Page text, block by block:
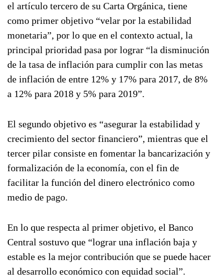
el artículo tercero de su Carta Orgánica, tiene
como primer objetivo “velar por la estabilidad
monetaria”, por lo que en el contexto actual, la
principal prioridad pasa por lograr “la disminución
de la tasa de inflación para cumplir con las metas
de inflación de entre 12% y 17% para 2017, de 8%
a 12% para 2018 y 5% para 2019”.
El segundo objetivo es “asegurar la estabilidad y
crecimiento del sector financiero”, mientras que el
tercer pilar consiste en fomentar la bancarización y
formalización de la economía, con el fin de
facilitar la función del dinero electrónico como
medio de pago.
En lo que respecta al primer objetivo, el Banco
Central sostuvo que “lograr una inflación baja y
estable es la mejor contribución que se puede hacer
al desarrollo económico con equidad social”.